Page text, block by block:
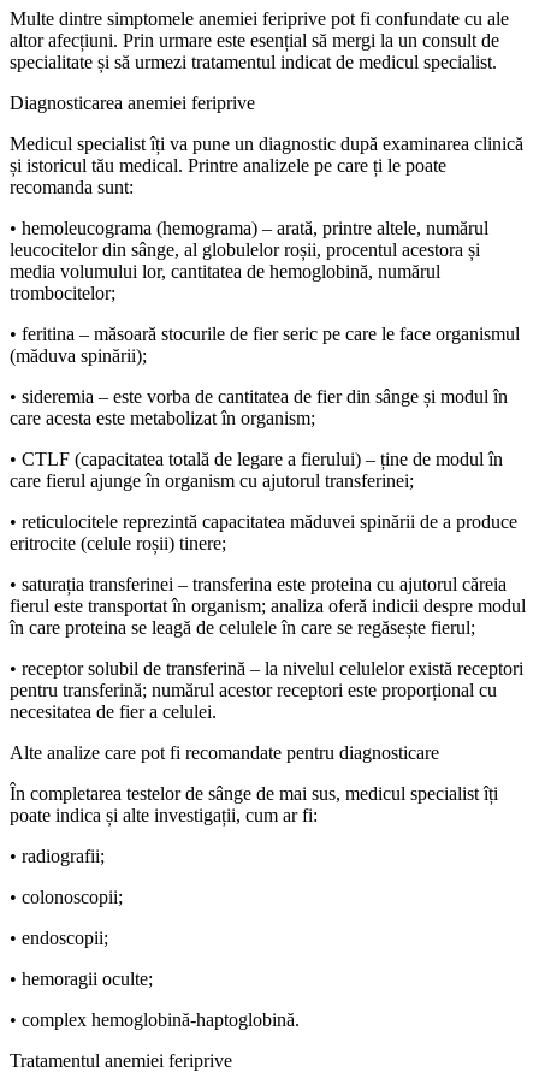
Multe dintre simptomele anemiei feriprive pot fi confundate cu ale
altor afecțiuni. Prin urmare este esențial să mergi la un consult de
specialitate și să urmezi tratamentul indicat de medicul specialist.
Diagnosticarea anemiei feriprive
Medicul specialist îți va pune un diagnostic după examinarea clinică
și istoricul tău medical. Printre analizele pe care ți le poate
recomanda sunt:
• hemoleucograma (hemograma) – arată, printre altele, numărul
leucocitelor din sânge, al globulelor roșii, procentul acestora și
media volumului lor, cantitatea de hemoglobină, numărul
trombocitelor;
• feritina – măsoară stocurile de fier seric pe care le face organismul
(măduva spinării);
• sideremia – este vorba de cantitatea de fier din sânge și modul în
care acesta este metabolizat în organism;
• CTLF (capacitatea totală de legare a fierului) – ține de modul în
care fierul ajunge în organism cu ajutorul transferinei;
• reticulocitele reprezintă capacitatea măduvei spinării de a produce
eritrocite (celule roșii) tinere;
• saturația transferinei – transferina este proteina cu ajutorul căreia
fierul este transportat în organism; analiza oferă indicii despre modul
în care proteina se leagă de celulele în care se regăsește fierul;
• receptor solubil de transferină – la nivelul celulelor există receptori
pentru transferină; numărul acestor receptori este proporțional cu
necesitatea de fier a celulei.
Alte analize care pot fi recomandate pentru diagnosticare
În completarea testelor de sânge de mai sus, medicul specialist îți
poate indica și alte investigații, cum ar fi:
• radiografii;
• colonoscopii;
• endoscopii;
• hemoragii oculte;
• complex hemoglobină-haptoglobină.
Tratamentul anemiei feriprive